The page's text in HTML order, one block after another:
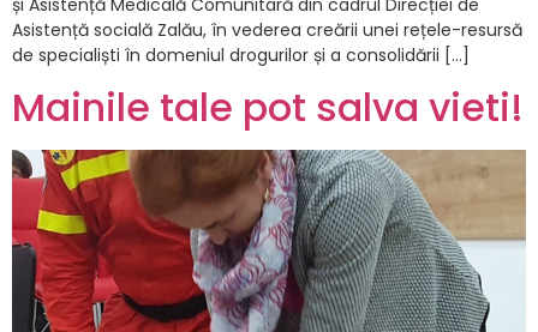
și Asistență Medicală Comunitară din cadrul Direcției de
Asistență socială Zalău, în vederea creării unei rețele-resursă
de specialiști în domeniul drogurilor și a consolidării […]
Mainile tale pot salva vieti!